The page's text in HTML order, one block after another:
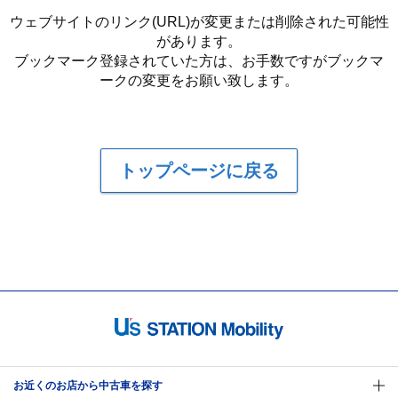
ウェブサイトのリンク(URL)が変更または削除された可能性
があります。
ブックマーク登録されていた方は、お手数ですがブックマ
ークの変更をお願い致します。
トップページに戻る
お近くのお店から中古車を探す